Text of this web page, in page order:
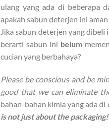
ulang yang ada di beberapa
apakah sabun deterjen ini
Jika sabun deterjen yang
berarti sabun ini belum
cucian yang berbahaya?
Please be conscious and be
good that we can eliminate
bahan-bahan kimia yang ada
is not just about the packaging!